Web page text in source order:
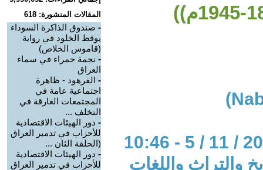
والتراث واللغات
المقالات المنشورة: 618
- صندوق الذاكرة السوداء
يوقظ الخلود في رواية
(قاموس الخلاص)
- نجمة حمراء في سماء
العراق
- الفرهود - ظاهرة
اجتماعية عامة في
المجتمعات الغارقة في
التخلف ...
- دور الهيئات الاقتصادية
للأحزاب في تدمير العراق
(الحلقة الثان ...
- دور الهيئات الاقتصادية
للأحزاب في تدمير العراق